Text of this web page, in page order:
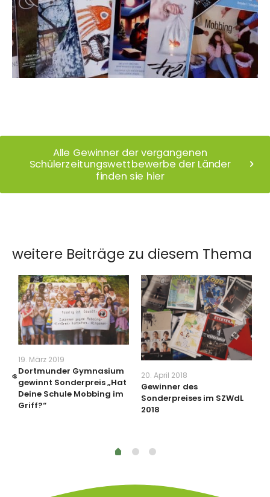
Alle Gewinner der vergangenen
Schülerzeitungswettbewerbe der Länder
finden sie hier
weitere Beiträge zu diesem Thema
19. März 2019
Dortmunder Gymnasium
gewinnt Sonderpreis „Hat
Deine Schule Mobbing im
Griff?“
20. April 2018
Gewinner des
Sonderpreises im SZWdL
2018